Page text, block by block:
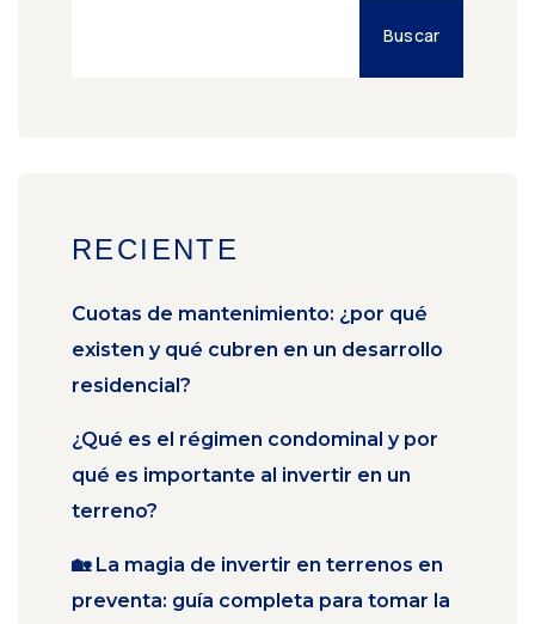
Buscar
RECIENTE
Cuotas de mantenimiento: ¿por qué
existen y qué cubren en un desarrollo
residencial?
¿Qué es el régimen condominal y por
qué es importante al invertir en un
terreno?
🏡 La magia de invertir en terrenos en
preventa: guía completa para tomar la